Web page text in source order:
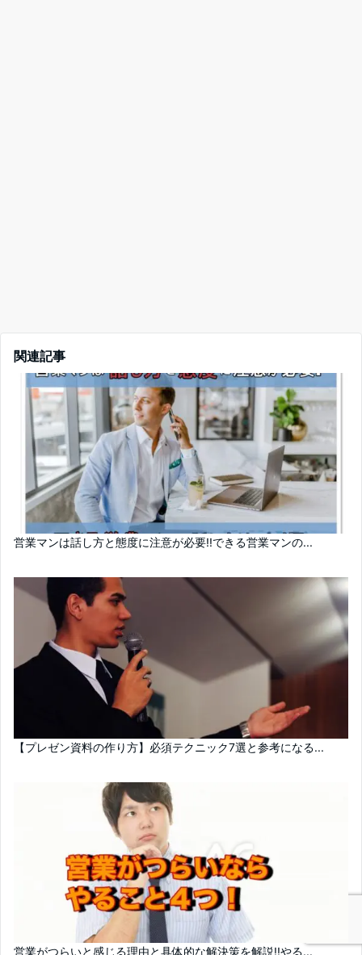
関連記事
営業マンは話し方と態度に注意が必要!!できる営業マンの...
【プレゼン資料の作り方】必須テクニック7選と参考になる...
営業がつらいと感じる理由と具体的な解決策を解説!!やる...